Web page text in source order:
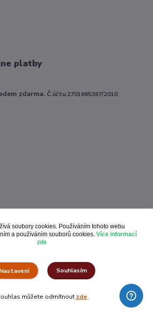
platby
zdarma. Č.účtu:2701665397/2010
na
Eshop-rychle.cz
soubory cookies. Používáním tohoto webu
a používáním souborů cookies. Více informací
zde
Nastavení Souhlasím
můžete odmítnout zde.